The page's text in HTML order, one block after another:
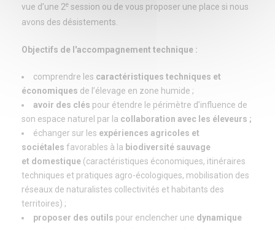
vue d’une 2e session ou de vous proposer une place si nous
avons des désistements.
Objectifs de l'accompagnement technique :
comprendre les caractéristiques techniques et
économiques de l’élevage en zone humide ;
avoir des clés pour étendre le périmètre d’influence de
son espace naturel par la collaboration avec les éleveurs ;
échanger sur les expériences agricoles et
sociétales favorables à la biodiversité sauvage
et domestique (caractéristiques économiques, itinéraires
techniques et pratiques agro-écologiques, mobilisation des
réseaux de naturalistes collectivités et habitants des
territoires) ;
proposer des outils pour enclencher une dynamique